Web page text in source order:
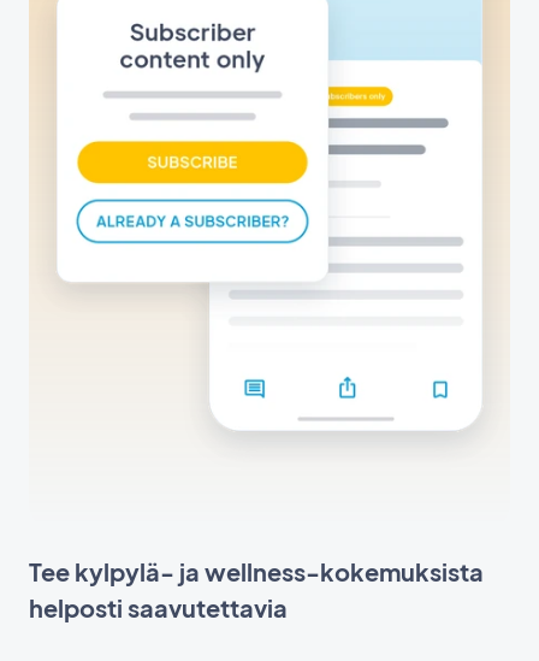
Tee kylpylä- ja wellness-kokemuksista
helposti saavutettavia